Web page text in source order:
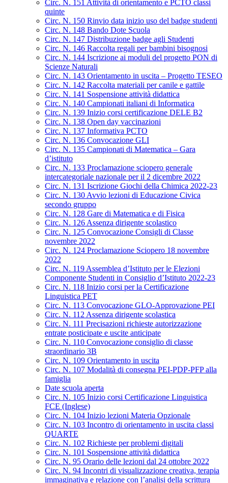
Circ. N. 151 Attività di orientamento e PCTO classi
quinte
Circ. N. 150 Rinvio data inizio uso del badge studenti
Circ. N. 148 Bando Dote Scuola
Circ. N. 147 Distribuzione badge agli Studenti
Circ. N. 146 Raccolta regali per bambini bisognosi
Circ. N. 144 Iscrizione ai moduli del progetto PON di
Scienze Naturali
Circ. N. 143 Orientamento in uscita – Progetto TESEO
Circ. N. 142 Raccolta materiali per canile e gattile
Circ. N. 141 Sospensione attività didattica
Circ. N. 140 Campionati italiani di Informatica
Circ. N. 139 Inizio corsi certificazione DELE B2
Circ. N. 138 Open day vaccinazioni
Circ. N. 137 Informativa PCTO
Circ. N. 136 Convocazione GLI
Circ. N. 135 Campionati di Matematica – Gara
d’istituto
Circ. N. 133 Proclamazione sciopero generale
intercategoriale nazionale per il 2 dicembre 2022
Circ. N. 131 Iscrizione Giochi della Chimica 2022-23
Circ. N. 130 Avvio lezioni di Educazione Civica
secondo gruppo
Circ. N. 128 Gare di Matematica e di Fisica
Circ. N. 126 Assenza dirigente scolastico
Circ. N. 125 Convocazione Consigli di Classe
novembre 2022
Circ. N. 124 Proclamazione Sciopero 18 novembre
2022
Circ. N. 119 Assemblea d’Istituto per le Elezioni
Componente Studenti in Consiglio d’Istituto 2022-23
Circ. N. 118 Inizio corsi per la Certificazione
Linguistica PET
Circ. N. 113 Convocazione GLO-Approvazione PEI
Circ. N. 112 Assenza dirigente scolastica
Circ. N. 111 Precisazioni richieste autorizzazione
entrate posticipate e uscite anticipate
Circ. N. 110 Convocazione consiglio di classe
straordinario 3B
Circ. N. 109 Orientamento in uscita
Circ. N. 107 Modalità di consegna PEI-PDP-PFP alla
famiglia
Date scuola aperta
Circ. N. 105 Inizio corsi Certificazione Linguistica
FCE (Inglese)
Circ. N. 104 Inizio lezioni Materia Opzionale
Circ. N. 103 Incontro di orientamento in uscita classi
QUARTE
Circ. N. 102 Richieste per problemi digitali
Circ. N. 101 Sospensione attività didattica
Circ. N. 95 Orario delle lezioni dal 24 ottobre 2022
Circ. N. 94 Incontri di visualizzazione creativa, terapia
immaginativa e relazione con l’analisi della scrittura